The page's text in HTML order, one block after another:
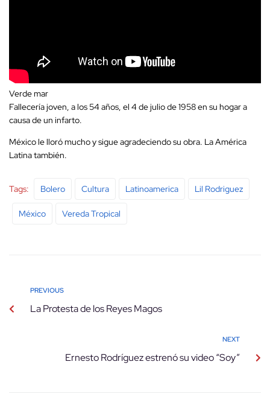
Verde mar
Fallecería joven, a los 54 años, el 4 de julio de 1958 en su hogar a
causa de un infarto.
México le lloró mucho y sigue agradeciendo su obra. La América
Latina también.
Tags: Bolero Cultura Latinoamerica Lil Rodriguez
México Vereda Tropical
PREVIOUS
La Protesta de los Reyes Magos
NEXT
Ernesto Rodríguez estrenó su video “Soy”